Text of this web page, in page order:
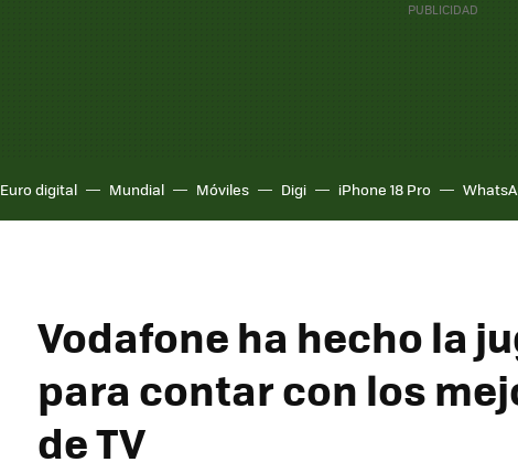
Euro digital Mundial Móviles Digi iPhone 18 Pro
Vodafone ha hecho la
para contar con los
de TV